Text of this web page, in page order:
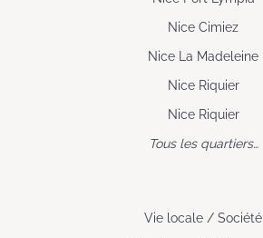
Nice Cimiez
Nice La Madeleine
Nice Riquier
Nice Riquier
Tous les quartiers…
Vie locale / Société